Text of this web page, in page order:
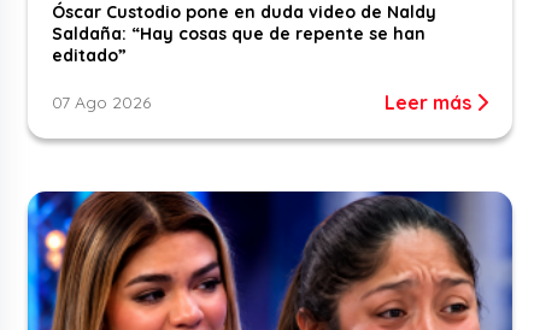
Óscar Custodio pone en duda video de Naldy
Saldaña: “Hay cosas que de repente se han
editado”
07 Ago 2026 Leer más